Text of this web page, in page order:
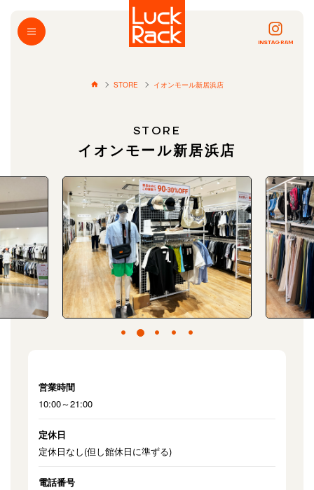
INSTAGRAM
STORE イオンモール新居浜店
STORE
イオンモール新居浜店
営業時間
10:00～21:00
定休日
定休日なし(但し館休日に準ずる)
電話番号